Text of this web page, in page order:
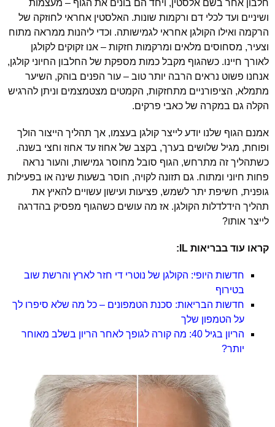
חלבון אחר בשם אלסטין, ויחד הם בונים את הגוף – מעצמות
ושיניים ועד לכלי דם ורקמות שונות. האלסטין אחראי לחוזקה של
הרקמה ואילו הקולגן אחראי לגמישותה. וכדי ליהנות ממראה מתוח
וצעיר, מסחוסים מלאים ומרקמות חזקות – אנו זקוקים לקולגן
לאורך חיינו. כשהגוף מקבל כמות מספקת של החלבון החיוני קולגן,
אנחנו פשוט נראים הרבה יותר טוב – עור הפנים בוהק, השיער
מתמלא, הציפורניים מתחזקות, הקמטים מצטמצמים וניתן להרגיש
הקלה גם במקרה של כאבי פרקים.
אמנם הגוף שלנו יודע לייצר קולגן בעצמו, אך תהליך הייצור הולך
ופוחת, מגיל שלושים בערך, בקצב של אחוז עד אחוז וחצי בשנה.
כשתהליך זה מתרחש, הגוף סובל מחוסר גמישות, והעור נראה
פחות חיוני ומתוח. גם תזונה לקויה, חוסר בשעות שינה או בפעילות
גופנית, חשיפת יתר לשמש, פציעות ועישון עשויים להאיץ את
תהליך הידלדלות הקולגן. אז מה עושים כשהגוף מפסיק בהדרגה
לייצר אותו?
קראו עוד בבריאות IL:
חדשות היופי: הקולגן של נוטרי די חזר לארץ והרשת שוב
בטירוף
חדשות הבריאות: סכנת הטמפונים – כל מה שלא סיפרו לך
על הטמפון שלך
הריון בגיל 40: מה קורה לגופך לאחר הריון בשלב מאוחר
יותר?